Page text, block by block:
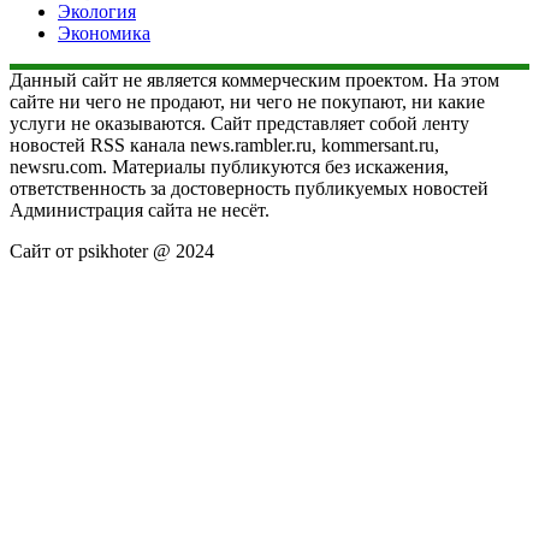
Экология
Экономика
Данный сайт не является коммерческим проектом. На этом
сайте ни чего не продают, ни чего не покупают, ни какие
услуги не оказываются. Сайт представляет собой ленту
новостей RSS канала news.rambler.ru, kommersant.ru,
newsru.com. Материалы публикуются без искажения,
ответственность за достоверность публикуемых новостей
Администрация сайта не несёт.
Сайт от psikhoter @ 2024